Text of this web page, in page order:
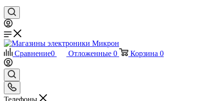
Сравнение0 Отложенные 0 Корзина 0
Телефоны